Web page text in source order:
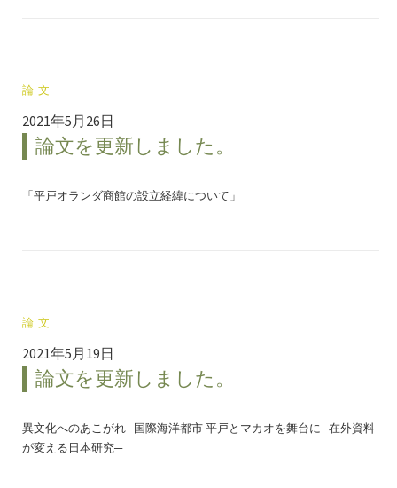
論文
2021年5月26日
論文を更新しました。
「平戸オランダ商館の設立経緯について」
論文
2021年5月19日
論文を更新しました。
異文化へのあこがれ─国際海洋都市 平戸とマカオを舞台に─在外資料
が変える日本研究─